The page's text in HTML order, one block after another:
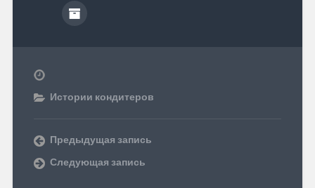
Истории кондитеров
Предыдущая запись
Следующая запись